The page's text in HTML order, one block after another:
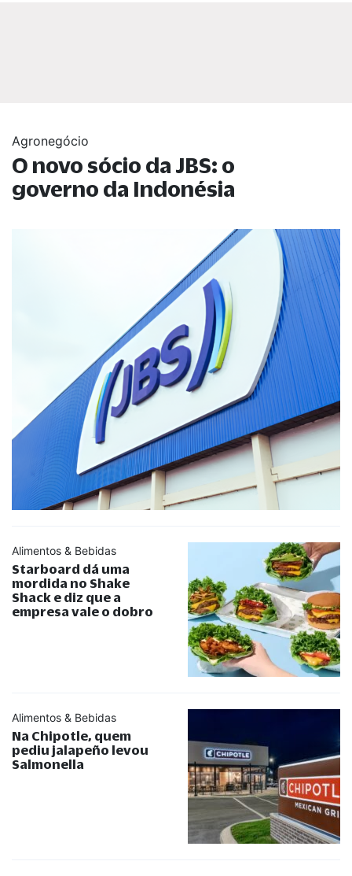
Agronegócio
O novo sócio da JBS: o
governo da Indonésia
Alimentos & Bebidas
Starboard dá uma
mordida no Shake
Shack e diz que a
empresa vale o dobro
Alimentos & Bebidas
Na Chipotle, quem
pediu jalapeño levou
Salmonella